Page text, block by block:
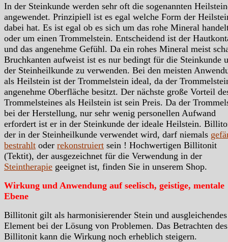
In der Steinkunde werden sehr oft die sogenannten
angewendet. Prinzipiell ist es egal welche Form der
dabei hat. Es ist egal ob es sich um das rohe Mineral
oder um einen Trommelstein. Entscheidend ist der
und das angenehme Gefühl. Da ein rohes Mineral meist
Bruchkanten aufweist ist es nur bedingt für die Steinkunde
der Steinheilkunde zu verwenden. Bei den meisten
als Heilstein ist der Trommelstein ideal, da der
angenehme Oberfläche besitzt. Der nächste große Vorteil
Trommelsteines als Heilstein ist sein Preis. Da der
bei der Herstellung, nur sehr wenig personellen Aufwand
erfordert ist er in der Steinkunde der ideale Heilstein.
der in der Steinheilkunde verwendet wird, darf niemals
bestrahlt oder rekonstruiert sein ! Hochwertigen Billitonit
(Tektit), der ausgezeichnet für die Verwendung in der
Steintherapie geeignet ist, finden Sie in unserem Shop.
Wirkung und Anwendung auf seelisch, geistige, mentale
Ebene
Billitonit gilt als harmonisierender Stein und ausgleichendes
Element bei der Lösung von Problemen. Das Betrachten des
Billitonit kann die Wirkung noch erheblich steigern.